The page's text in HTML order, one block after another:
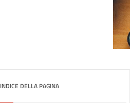
INDICE DELLA PAGINA